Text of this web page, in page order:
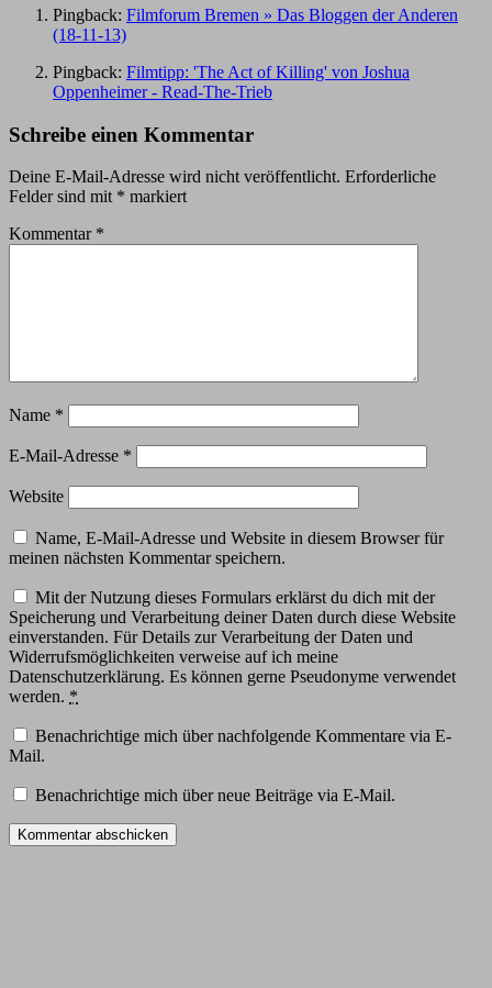
Pingback: Filmforum Bremen » Das Bloggen der Anderen
(18-11-13)
Pingback: Filmtipp: 'The Act of Killing' von Joshua
Oppenheimer - Read-The-Trieb
Schreibe einen Kommentar
Deine E-Mail-Adresse wird nicht veröffentlicht. Erforderliche
Felder sind mit * markiert
Kommentar *
Name *
E-Mail-Adresse *
Website
Name, E-Mail-Adresse und Website in diesem Browser für
meinen nächsten Kommentar speichern.
Mit der Nutzung dieses Formulars erklärst du dich mit der
Speicherung und Verarbeitung deiner Daten durch diese Website
einverstanden. Für Details zur Verarbeitung der Daten und
Widerrufsmöglichkeiten verweise auf ich meine
Datenschutzerklärung. Es können gerne Pseudonyme verwendet
werden. *
Benachrichtige mich über nachfolgende Kommentare via E-
Mail.
Benachrichtige mich über neue Beiträge via E-Mail.